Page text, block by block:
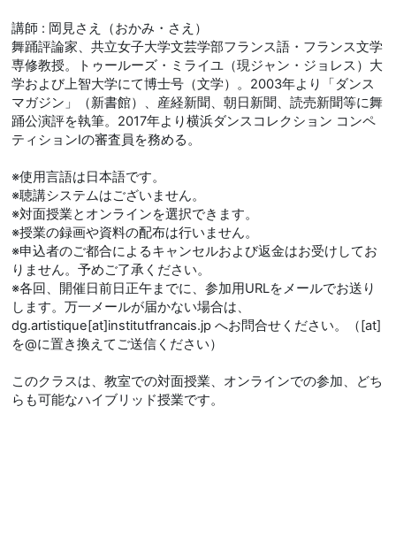
講師 : 岡見さえ（おかみ・さえ）
舞踊評論家、共立女子大学文芸学部フランス語・フランス文学
専修教授。トゥールーズ・ミライユ（現ジャン・ジョレス）大
学および上智大学にて博士号（文学）。2003年より「ダンス
マガジン」（新書館）、産経新聞、朝日新聞、読売新聞等に舞
踊公演評を執筆。2017年より横浜ダンスコレクション コンペ
ティションⅠの審査員を務める。
※使用言語は日本語です。
※聴講システムはございません。
※対面授業とオンラインを選択できます。
※授業の録画や資料の配布は行いません。
※申込者のご都合によるキャンセルおよび返金はお受けしてお
りません。予めご了承ください。
※各回、開催日前日正午までに、参加用URLをメールでお送り
します。万一メールが届かない場合は、
dg.artistique[at]institutfrancais.jp へお問合せください。（[at]
を@に置き換えてご送信ください）
このクラスは、教室での対面授業、オンラインでの参加、どち
らも可能なハイブリッド授業です。